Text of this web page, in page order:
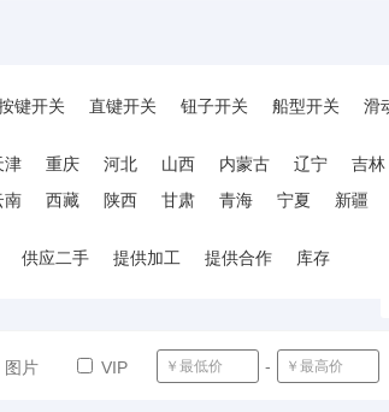
键开关 直键开关 钮子开关 船型开关 滑
津 重庆 河北 山西 内蒙古 辽宁 吉林
南 西藏 陕西 甘肃 青海 宁夏 新疆
供应二手 提供加工 提供合作 库存
图片 VIP -